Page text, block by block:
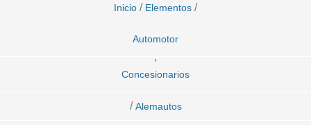
Inicio / Elementos /
Automotor
,
Concesionarios
/ Alemautos